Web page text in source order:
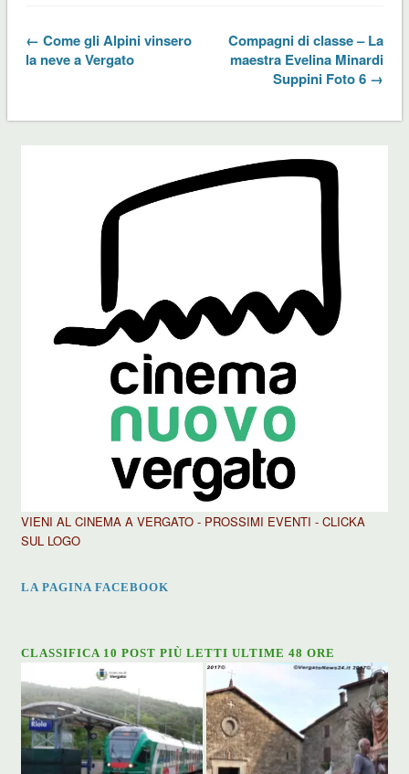
← Come gli Alpini vinsero
la neve a Vergato
Compagni di classe – La
maestra Evelina Minardi
Suppini Foto 6 →
VIENI AL CINEMA A VERGATO - PROSSIMI EVENTI - CLICKA
SUL LOGO
LA PAGINA FACEBOOK
CLASSIFICA 10 POST PIÙ LETTI ULTIME 48 ORE